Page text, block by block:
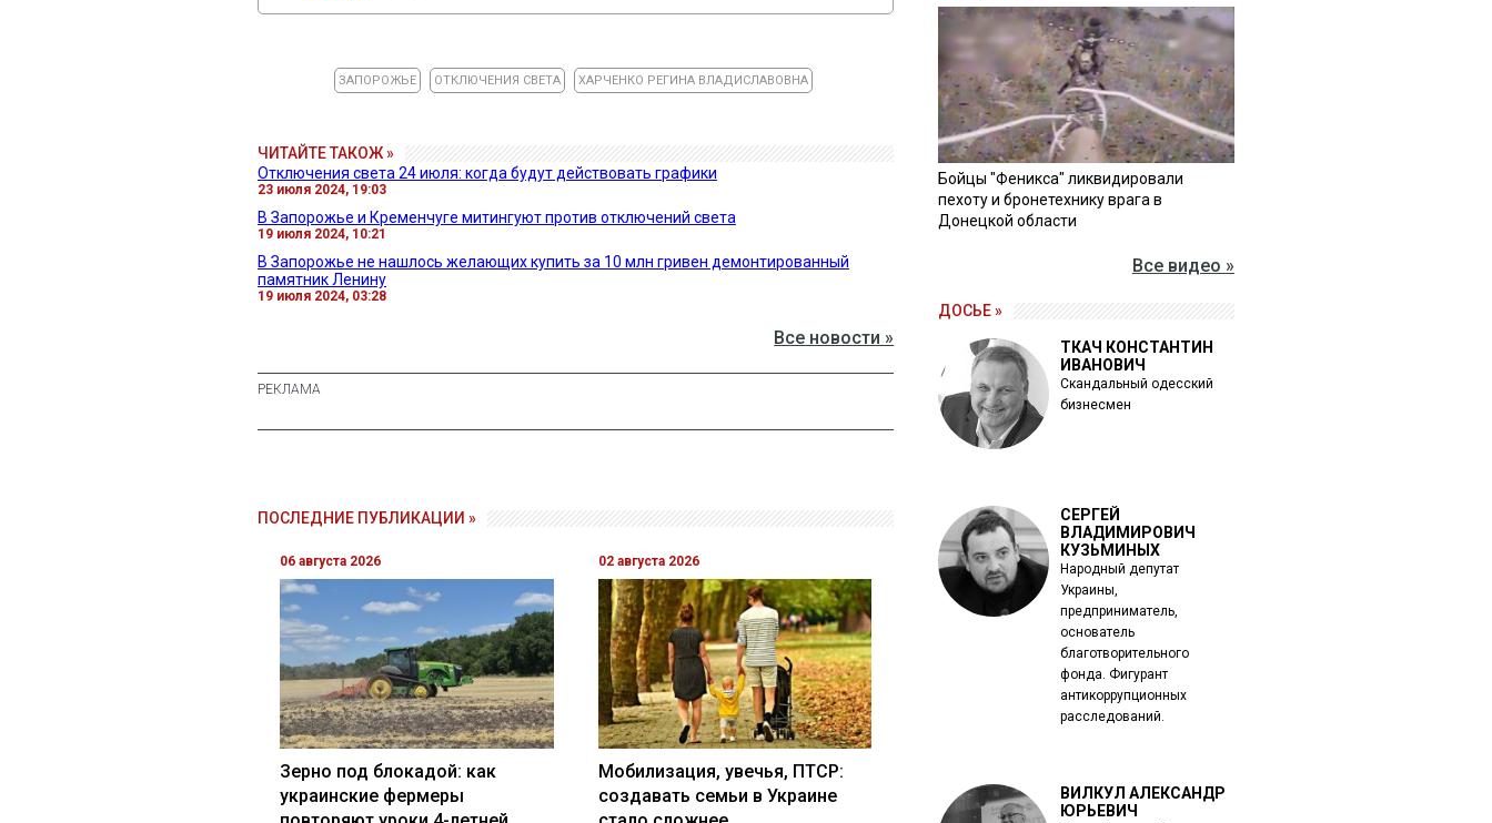
ЗАПОРОЖЬЕ ОТКЛЮЧЕНИЯ СВЕТА ХАРЧЕНКО РЕГИНА ВЛАДИСЛАВОВНА
ЧИТАЙТЕ ТАКОЖ »
Отключения света 24 июля: когда будут действовать графики
23 июля 2024, 19:03
В Запорожье и Кременчуге митингуют против отключений света
19 июля 2024, 10:21
В Запорожье не нашлось желающих купить за 10 млн гривен демонтированный
памятник Ленину
19 июля 2024, 03:28
Все новости »
ПОСЛЕДНИЕ ПУБЛИКАЦИИ »
06 августа 2026
Зерно под блокадой: как
украинские фермеры
02 августа 2026
Мобилизация, увечья, ПТСР:
создавать семьи в Украине
Бойцы "Феникса" ликвидировали
пехоту и бронетехнику врага в
Донецкой области
Все видео »
ДОСЬЕ »
ТКАЧ КОНСТАНТИН
ИВАНОВИЧ
Скандальный одесский
бизнесмен
СЕРГЕЙ
ВЛАДИМИРОВИЧ
КУЗЬМИНЫХ
Народный депутат
Украины,
предприниматель,
основатель
благотворительного
фонда. Фигурант
антикоррупционных
расследований.
ВИЛКУЛ АЛЕКСАНДР
ЮРЬЕВИЧ